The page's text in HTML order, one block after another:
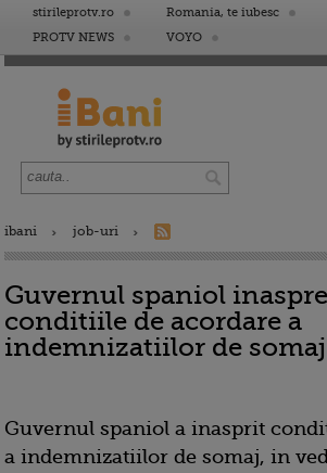
stirileprotv.ro Romania, te iubesc
PROTV NEWS
VOYO
ibani job-uri
Guvernul spaniol
conditiile de acordare a
indemnizatiilor de somaj
Guvernul spaniol a inasprit
a indemnizatiilor de somaj, in